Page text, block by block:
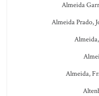
Almeida
Almeida Prado,
Almeida,